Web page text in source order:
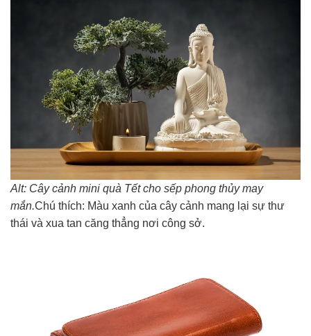
Alt: Cây cảnh mini quà Tết cho sếp phong thủy may
mắn.Chú thích: Màu xanh của cây cảnh mang lại sự thư
thái và xua tan căng thẳng nơi công sở.